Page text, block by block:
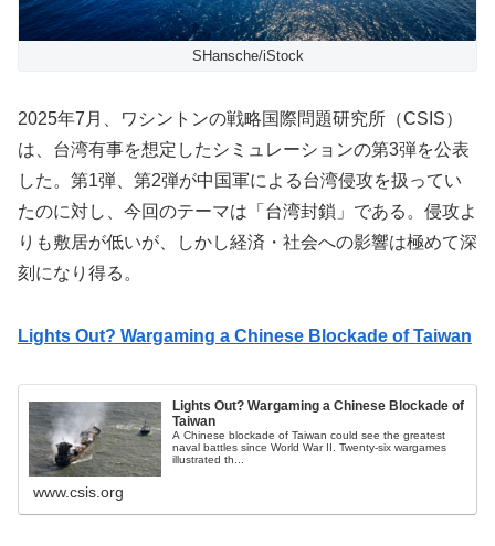
SHansche/iStock
2025年7月、ワシントンの戦略国際問題研究所（CSIS）
は、台湾有事を想定したシミュレーションの第3弾を公表
した。第1弾、第2弾が中国軍による台湾侵攻を扱ってい
たのに対し、今回のテーマは「台湾封鎖」である。侵攻よ
りも敷居が低いが、しかし経済・社会への影響は極めて深
刻になり得る。
Lights Out? Wargaming a Chinese Blockade of Taiwan
Lights Out? Wargaming a Chinese Blockade of
Taiwan
A Chinese blockade of Taiwan could see the greatest
naval battles since World War II. Twenty-six wargames
illustrated th...
www.csis.org